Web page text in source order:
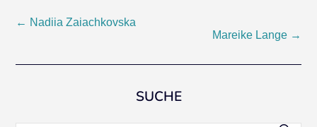
Post
← Nadiia Zaiachkovska
Mareike Lange →
SUCHE